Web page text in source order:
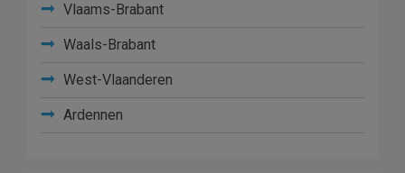
Vlaams-Brabant
Waals-Brabant
West-Vlaanderen
Ardennen